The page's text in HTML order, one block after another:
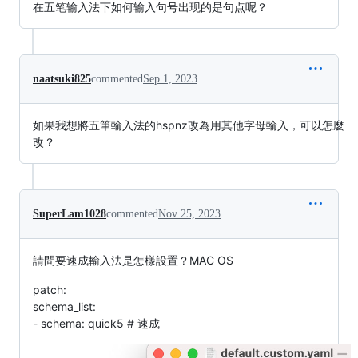
在五笔输入法下如何输入句号出现的是句点呢？
naatsuki825commentedSep 1, 2023
如果我想將五筆輸入法的hspnz改為用其他字母輸入，可以怎麼
改？
SuperLam1028commentedNov 25, 2023
請問要速成輸入法是怎樣設置？MAC OS
patch:
schema_list:
- schema: quick5 # 速成